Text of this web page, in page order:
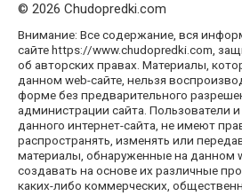
© 2026 Chudopredki.com
Внимание: Все содержание, вся
сайте https://www.chudopredki.com,
об авторских правах. Материалы,
данном web-сайте, нельзя
форме без предварительного
администрации сайта. Пользователи и
данного интернет-сайта, не имеют
распространять, изменять или
материалы, обнаруженные на данном
создавать на основе их различные
каких-либо коммерческих,